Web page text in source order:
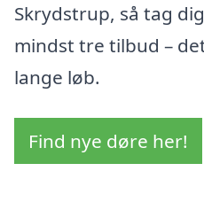
Skrydstrup, så tag
mindst tre tilbud –
lange løb.
Find nye døre her!